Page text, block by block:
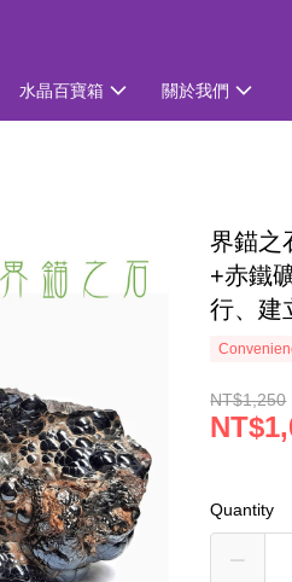
水晶百寶箱 關於我們
界錨之
+赤鐵
行、建
NT$1,250
Quantity